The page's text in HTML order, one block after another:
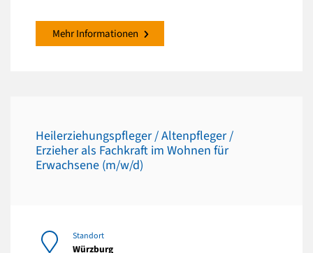
Mehr Informationen
Heilerziehungspfleger / Altenpfleger /
Erzieher als Fachkraft im Wohnen für
Erwachsene (m/w/d)
Standort
Würzburg